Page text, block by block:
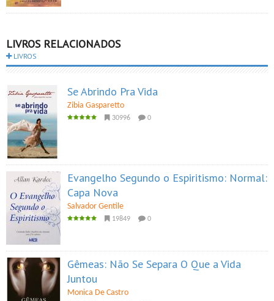
LIVROS RELACIONADOS
LIVROS
Se Abrindo Pra Vida
Zibia Gasparetto
30996 0
Evangelho Segundo o Espiritismo: Normal:
Capa Nova
Salvador Gentile
19849 0
Gêmeas: Não Se Separa O Que a Vida
Juntou
Monica De Castro